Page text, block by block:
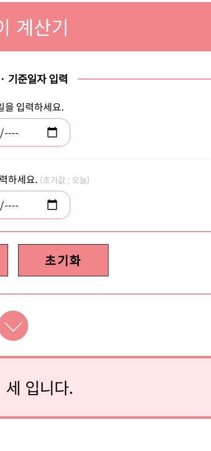
계산기
기준일자 입력
을 입력하세요.
하세요. (초기값 : 오늘)
초기화
세 입니다.